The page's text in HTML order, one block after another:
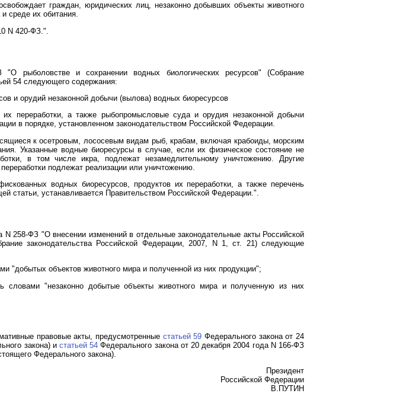
граждан, юридических лиц, незаконно добывших объекты животного
среде их обитания.
N 420-ФЗ.".
рыболовстве и сохранении водных биологических ресурсов" (Собрание
54 следующего содержания:
и орудий незаконной добычи (вылова) водных биоресурсов
переработки, а также рыбопромысловые суда и орудия незаконной добычи
в порядке, установленном законодательством Российской Федерации.
к осетровым, лососевым видам рыб, крабам, включая крабоиды, морским
Указанные водные биоресурсы в случае, если их физическое состояние не
в том числе икра, подлежат незамедлительному уничтожению. Другие
подлежат реализации или уничтожению.
водных биоресурсов, продуктов их переработки, а также перечень
статьи, устанавливается Правительством Российской Федерации.".
N 258-ФЗ "О внесении изменений в отдельные законодательные акты Российской
законодательства Российской Федерации, 2007, N 1, ст. 21) следующие
"добытых объектов животного мира и полученной из них продукции";
словами "незаконно добытые объекты животного мира и полученную из них
правовые акты, предусмотренные статьей 59 Федерального закона от 24
закона) и статьей 54 Федерального закона от 20 декабря 2004 года N 166-ФЗ
Федерального закона).
Президент
Российской Федерации
В.ПУТИН